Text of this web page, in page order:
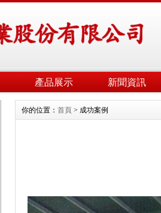
產品展示 新聞資訊
你的位置： 首頁 > 成功案例